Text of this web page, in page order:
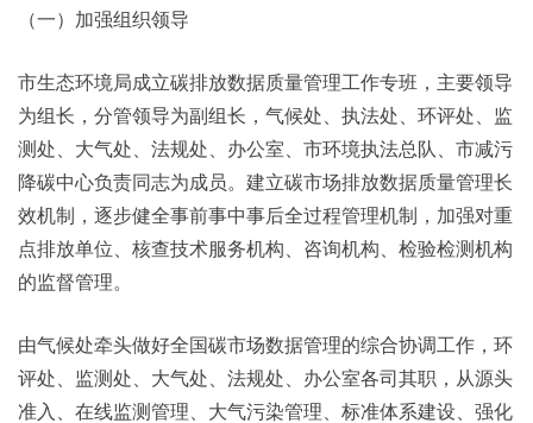
（一）加强组织领导
市生态环境局成立碳排放数据质量管理工作专班，主要领导
为组长，分管领导为副组长，气候处、执法处、环评处、监
测处、大气处、法规处、办公室、市环境执法总队、市减污
降碳中心负责同志为成员。建立碳市场排放数据质量管理长
效机制，逐步健全事前事中事后全过程管理机制，加强对重
点排放单位、核查技术服务机构、咨询机构、检验检测机构
的监督管理。
由气候处牵头做好全国碳市场数据管理的综合协调工作，环
评处、监测处、大气处、法规处、办公室各司其职，从源头
准入、在线监测管理、大气污染管理、标准体系建设、强化